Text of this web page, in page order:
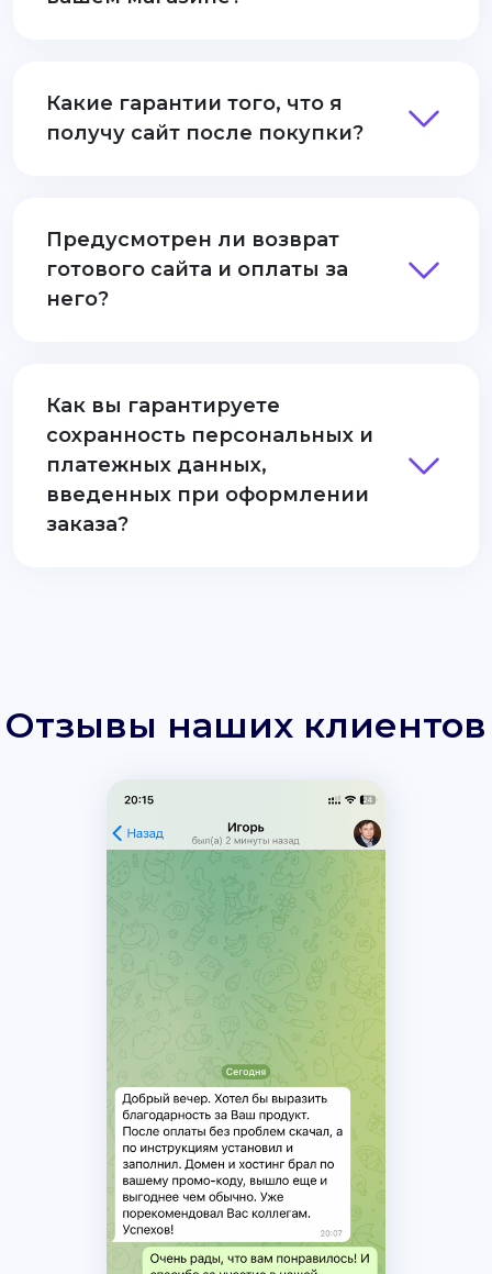
Какие гарантии того, что я
получу сайт после покупки?
Предусмотрен ли возврат
готового сайта и оплаты за
него?
Как вы гарантируете
сохранность персональных и
платежных данных,
введенных при оформлении
заказа?
Отзывы наших клиентов